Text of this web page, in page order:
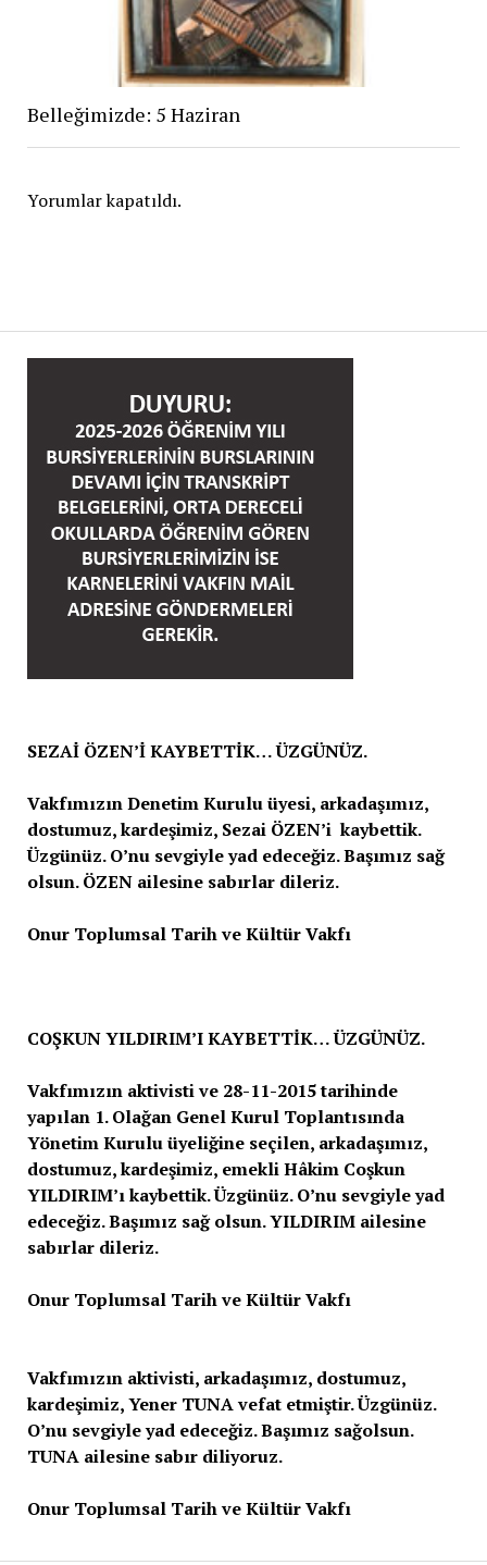
Belleğimizde: 5 Haziran
Yorumlar kapatıldı.
SEZAİ ÖZEN’İ KAYBETTİK… ÜZGÜNÜZ.
Vakfımızın Denetim Kurulu üyesi, arkadaşımız,
dostumuz, kardeşimiz, Sezai ÖZEN’i kaybettik.
Üzgünüz. O’nu sevgiyle yad edeceğiz. Başımız sağ
olsun. ÖZEN ailesine sabırlar dileriz.
Onur Toplumsal Tarih ve Kültür Vakfı
COŞKUN YILDIRIM’I KAYBETTİK… ÜZGÜNÜZ.
Vakfımızın aktivisti ve 28-11-2015 tarihinde
yapılan 1. Olağan Genel Kurul Toplantısında
Yönetim Kurulu üyeliğine seçilen, arkadaşımız,
dostumuz, kardeşimiz, emekli Hâkim Coşkun
YILDIRIM’ı kaybettik. Üzgünüz. O’nu sevgiyle yad
edeceğiz. Başımız sağ olsun. YILDIRIM ailesine
sabırlar dileriz.
Onur Toplumsal Tarih ve Kültür Vakfı
Vakfımızın aktivisti, arkadaşımız, dostumuz,
kardeşimiz, Yener TUNA vefat etmiştir. Üzgünüz.
O’nu sevgiyle yad edeceğiz. Başımız sağolsun.
TUNA ailesine sabır diliyoruz.
Onur Toplumsal Tarih ve Kültür Vakfı